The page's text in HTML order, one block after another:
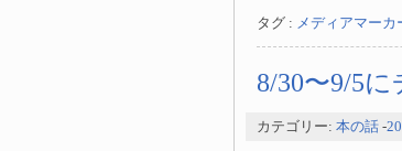
タグ : メディアマーカ
8/30〜9/5
カテゴリー: 本の話 -